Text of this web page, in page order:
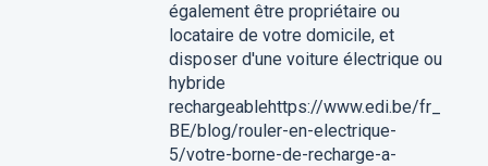
également être propriétaire ou
locataire de votre domicile, et
disposer d'une voiture électrique ou
hybride
rechargeablehttps://www.edi.be/fr_
BE/blog/rouler-en-electrique-
5/votre-borne-de-recharge-a-